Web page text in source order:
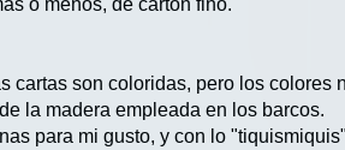
o menos, de cartón fino.
cartas son coloridas, pero los
la madera empleada en los barcos.
para mi gusto, y con lo